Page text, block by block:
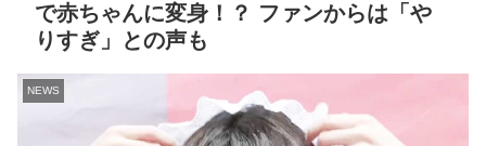
で赤ちゃんに変身！？ ファンからは「や
りすぎ」との声も
NEWS